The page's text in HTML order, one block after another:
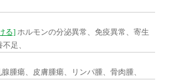
る] ホルモンの分泌異常、免疫異常、寄生
足、
腺腫瘍、皮膚腫瘍、リンパ腫、骨肉腫、